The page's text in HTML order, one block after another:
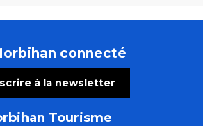
connecté
à la newsletter
Tourisme